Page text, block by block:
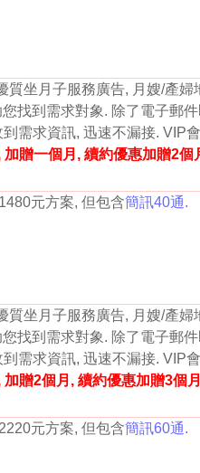
質坐月子服務廣告, 月嫂/產
您找到需求對象. 除了電子郵
到需求資訊, 迅速不漏接. VIP
贈一個月, 續約優惠加贈2個
元方案, 但包含簡訊40通.
質坐月子服務廣告, 月嫂/產
您找到需求對象. 除了電子郵
需求資訊, 迅速不漏接. VIP
贈2個月, 續約優惠加贈3個月
元方案, 但包含簡訊60通.